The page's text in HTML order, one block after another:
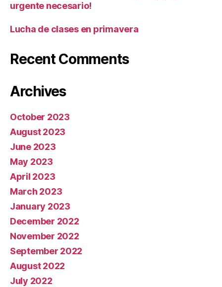
urgente necesario!
Lucha de clases en primavera
Recent Comments
Archives
October 2023
August 2023
June 2023
May 2023
April 2023
March 2023
January 2023
December 2022
November 2022
September 2022
August 2022
July 2022